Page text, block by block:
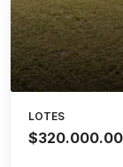
LOTES